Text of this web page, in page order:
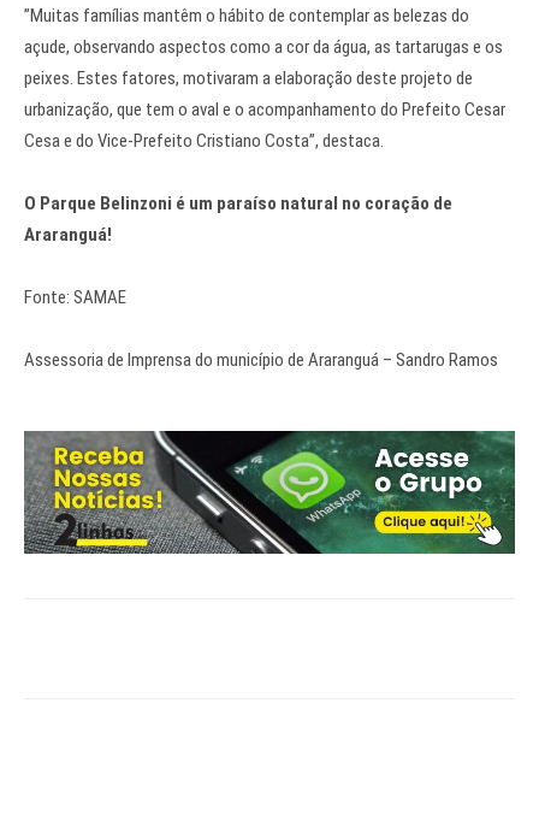
”Muitas famílias mantêm o hábito de contemplar as belezas do
açude, observando aspectos como a cor da água, as tartarugas e os
peixes. Estes fatores, motivaram a elaboração deste projeto de
urbanização, que tem o aval e o acompanhamento do Prefeito Cesar
Cesa e do Vice-Prefeito Cristiano Costa”, destaca.
O Parque Belinzoni é um paraíso natural no coração de
Araranguá!
Fonte: SAMAE
Assessoria de Imprensa do município de Araranguá – Sandro Ramos